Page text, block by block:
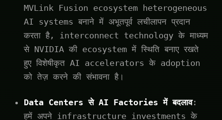
MVLink Fusion ecosystem heterogeneous
AI systems बनाने में अभूतपूर्व लचीलापन प्रदान
करता है, interconnect technology के माध्यम
से NVIDIA की ecosystem में स्थिति बनाए रखते
हुए विशेषीकृत AI accelerators के adoption
को तेज़ करने की संभावना है।
Data Centers से AI Factories में बदलाव:
हमें अपने infrastructure investments के